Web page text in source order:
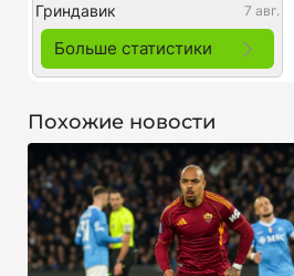
Гриндавик 7 авг.
Больше статистики
Похожие новости